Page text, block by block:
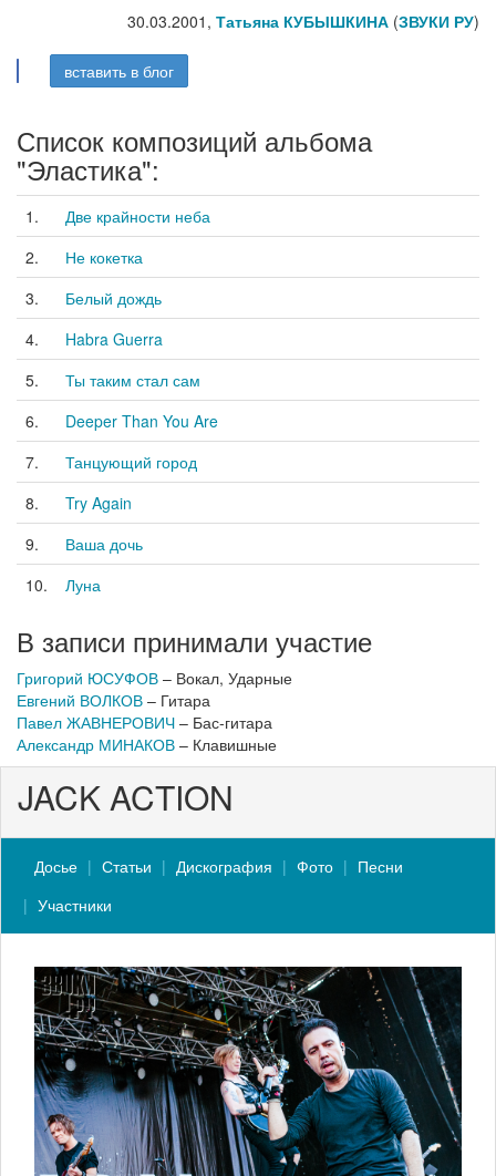
30.03.2001, Татьяна КУБЫШКИНА (ЗВУКИ РУ)
вставить в блог
Список композиций альбома
"Эластика":
1.
Две крайности неба
2.
Не кокетка
3.
Белый дождь
4.
Habra Guerra
5.
Ты таким стал сам
6.
Deeper Than You Are
7.
Танцующий город
8.
Try Again
9.
Ваша дочь
10.
Луна
В записи принимали участие
Григорий ЮСУФОВ – Вокал, Ударные
Евгений ВОЛКОВ – Гитара
Павел ЖАВНЕРОВИЧ – Бас-гитара
Александр МИНАКОВ – Клавишные
JACK ACTION
Досье Статьи Дискография Фото
Песни
Участники